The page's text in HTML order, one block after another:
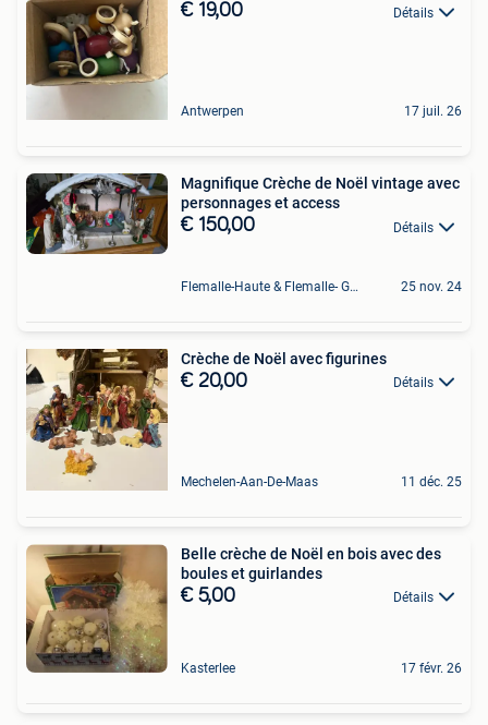
€ 19,00 Détails
Antwerpen 17 juil. 26
Magnifique Crèche de Noël vintage avec
personnages et access
€ 150,00 Détails
Flemalle-Haute & Flemalle- Grande & Partie Awirs 25 nov. 24
Crèche de Noël avec figurines
€ 20,00 Détails
Mechelen-Aan-De-Maas 11 déc. 25
Belle crèche de Noël en bois avec des
boules et guirlandes
€ 5,00 Détails
Kasterlee 17 févr. 26